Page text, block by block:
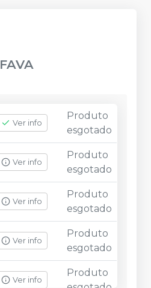
FAVA
Ver info
Produto
esgotado
Ver info
Produto
esgotado
Ver info
Produto
esgotado
Ver info
Produto
esgotado
Ver info
Produto